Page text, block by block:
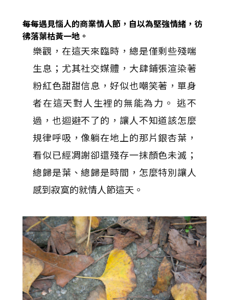
每每遇見惱人的商業情人節，自以為堅強情緒，彷
彿落葉枯黃一地。
樂觀，在這天來臨時，總是僅剩些殘喘
生息；尤其社交媒體，大肆鋪張渲染著
粉紅色甜甜信息，好似也嘲笑著，單身
者在這天對人生裡的無能為力。 逃不
過，也迴避不了的，讓人不知道該怎麼
規律呼吸，像躺在地上的那片銀杏葉，
看似已經凋謝卻還殘存一抹顏色未滅；
總歸是葉、總歸是時間，怎麼特別讓人
感到寂寞的就情人節這天。